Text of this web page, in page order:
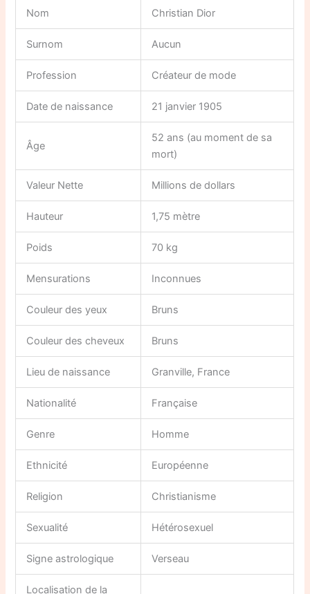
Nom Christian Dior
Surnom Aucun
Profession Créateur de mode
Date de naissance 21 janvier 1905
Âge
52 ans (au moment de sa
mort)
Valeur Nette Millions de dollars
Hauteur 1,75 mètre
Poids 70 kg
Mensurations Inconnues
Couleur des yeux Bruns
Couleur des cheveux Bruns
Lieu de naissance Granville, France
Nationalité Française
Genre Homme
Ethnicité Européenne
Religion Christianisme
Sexualité Hétérosexuel
Signe astrologique Verseau
Localisation de la